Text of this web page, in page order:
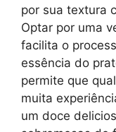
por sua textura
Optar por uma
facilita o
essência do
permite que
muita
um doce